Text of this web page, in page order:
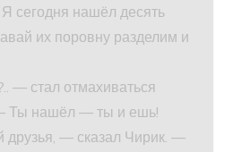
сегодня нашёл десять
их поровну разделим и
— стал отмахиваться
Ты нашёл — ты и ешь!
— сказал Чирик. —